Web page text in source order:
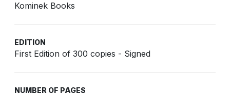
Kominek Books
EDITION
First Edition of 300 copies - Signed
NUMBER OF PAGES